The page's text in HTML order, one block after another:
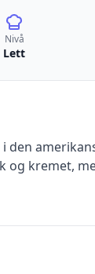
Nivå
Lett
den
og kremet,